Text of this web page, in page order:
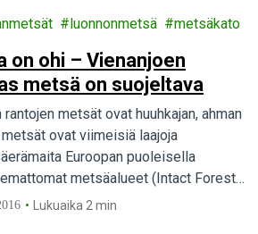
luonnonmetsä metsäkato
on ohi – Vienanjoen
metsä on suojeltava
metsät ovat huuhkajan, ahman
ovat viimeisiä laajoja
Euroopan puoleisella
metsäalueet (Intact Forest
000…Lukuaika 2 min